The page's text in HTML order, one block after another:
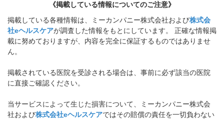
《掲載している情報についてのご注意》
掲載している各種情報は、ミーカンパニー株式会社および株式会
社eヘルスケアが調査した情報をもとにしています。 正確な情報掲
載に努めておりますが、内容を完全に保証するものではありませ
ん。
掲載されている医院を受診される場合は、事前に必ず該当の医院
に直接ご確認ください。
当サービスによって生じた損害について、ミーカンパニー株式会
社および株式会社eヘルスケアではその賠償の責任を一切負わない